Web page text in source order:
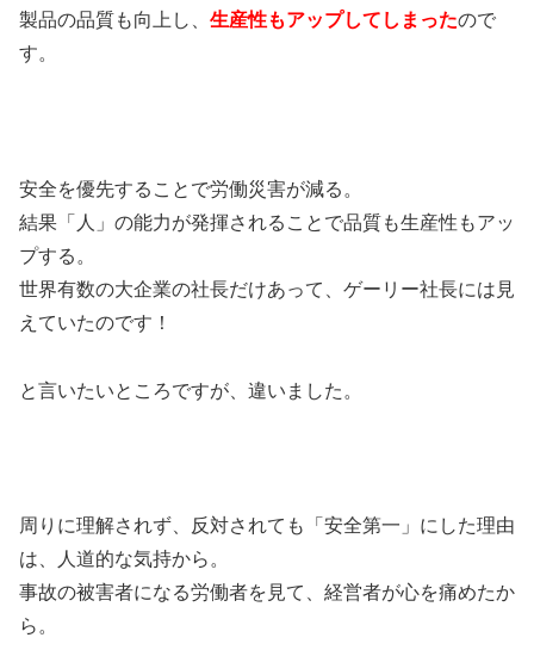
製品の品質も向上し、 生産性もアップしてしまったので
す。
安全を優先することで労働災害が減る。
結果「人」の能力が発揮されることで品質も生産性もアッ
プする。
世界有数の大企業の社長だけあって、ゲーリー社長には見
えていたのです！
と言いたいところですが、違いました。
周りに理解されず、反対されても「安全第一」にした理由
は、人道的な気持から。
事故の被害者になる労働者を見て、経営者が心を痛めたか
ら。